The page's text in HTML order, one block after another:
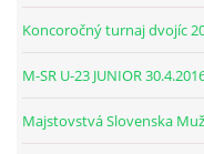
Koncoročný turnaj dvojíc
M-SR U-23 JUNIOR
Majstovstvá Slovenska